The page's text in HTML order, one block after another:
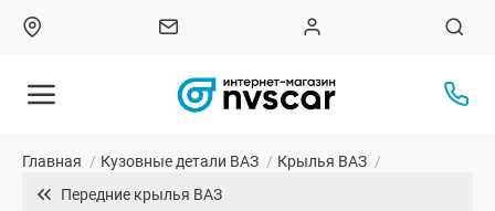
Главная / Кузовные детали ВАЗ / Крылья ВАЗ /
Передние крылья ВАЗ